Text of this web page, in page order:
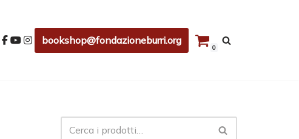
bookshop@fondazioneburri.org
0